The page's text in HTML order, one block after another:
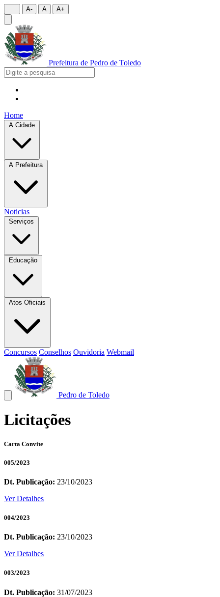
A- A A+
Prefeitura de Pedro de Toledo
Home
A Cidade
A Prefeitura
Noticias
Serviços
Educação
Atos Oficiais
Concursos Conselhos Ouvidoria Webmail
Pedro de Toledo
Licitações
Carta Convite
005/2023
Dt. Publicação: 23/10/2023
Ver Detalhes
004/2023
Dt. Publicação: 23/10/2023
Ver Detalhes
003/2023
Dt. Publicação: 31/07/2023